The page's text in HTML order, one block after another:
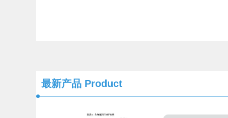
最新产品 Product